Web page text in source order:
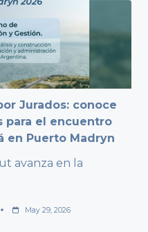
Jurados: conoce
para el encuentro
en Puerto Madryn
avanza en la
May 29, 2026